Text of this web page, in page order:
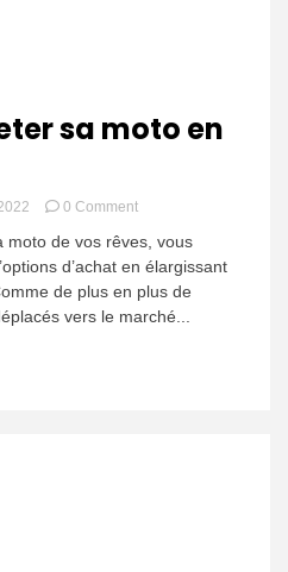
sa moto en
0 Commenton
acheter
sa
moto
en
moto de vos rêves, vous
d’achat en élargissant
de plus en plus de
vers le marché...